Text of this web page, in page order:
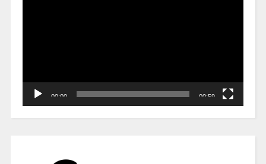
00:00 00:59